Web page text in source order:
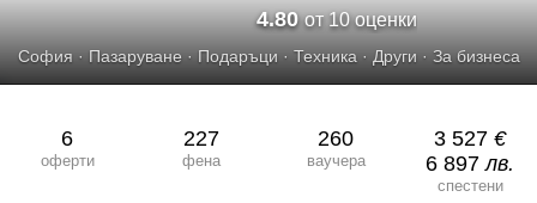
4.80от 10 оценки
София· Пазаруване· Подаръци· Техника· Други· За бизнеса
6
оферти
227
фена
260
ваучера
3 527 €
6 897лв.
спестени